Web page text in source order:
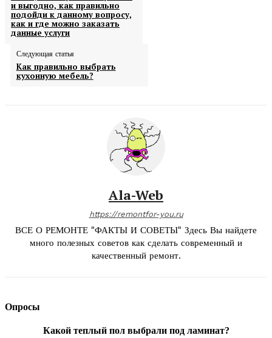
и выгодно, как правильно
подойди к данному вопросу,
как и где можно заказать
данные услуги
Следующая статья
Как правильно выбрать
кухонную мебель?
Ala-Web
https://remontfor-you.ru
ВСЕ О РЕМОНТЕ "ФАКТЫ И СОВЕТЫ" Здесь Вы найдете
много полезных советов как сделать современный и
качественный ремонт.
Опросы
Какой теплый пол выбрали под ламинат?